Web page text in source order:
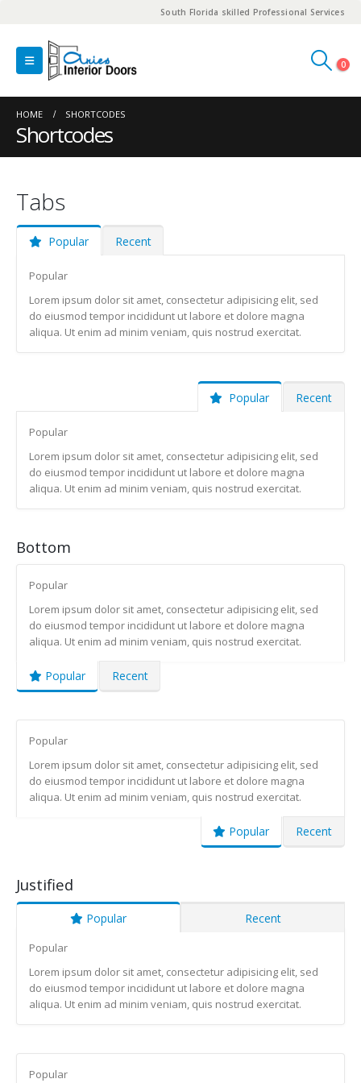
South Florida skilled Professional Services
0
HOME SHORTCODES
Shortcodes
Tabs
Popular Recent
Popular
Lorem ipsum dolor sit amet, consectetur adipisicing elit, sed
do eiusmod tempor incididunt ut labore et dolore magna
aliqua. Ut enim ad minim veniam, quis nostrud exercitat.
Popular Recent
Popular
Lorem ipsum dolor sit amet, consectetur adipisicing elit, sed
do eiusmod tempor incididunt ut labore et dolore magna
aliqua. Ut enim ad minim veniam, quis nostrud exercitat.
Bottom
Popular
Lorem ipsum dolor sit amet, consectetur adipisicing elit, sed
do eiusmod tempor incididunt ut labore et dolore magna
aliqua. Ut enim ad minim veniam, quis nostrud exercitat.
Popular Recent
Popular
Lorem ipsum dolor sit amet, consectetur adipisicing elit, sed
do eiusmod tempor incididunt ut labore et dolore magna
aliqua. Ut enim ad minim veniam, quis nostrud exercitat.
Popular Recent
Justified
Popular Recent
Popular
Lorem ipsum dolor sit amet, consectetur adipisicing elit, sed
do eiusmod tempor incididunt ut labore et dolore magna
aliqua. Ut enim ad minim veniam, quis nostrud exercitat.
Popular